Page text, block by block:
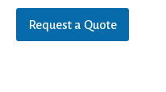
Request a Quote